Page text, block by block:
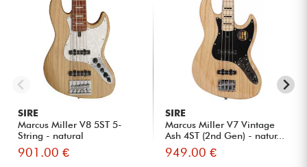
SIRE
Marcus Miller V8 5ST 5-
String - natural
901.00 €
SIRE
Marcus Miller V7 Vintage
Ash 4ST (2nd Gen) - natur...
949.00 €